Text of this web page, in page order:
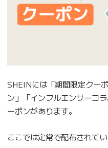
SHEINには「期間限定クー
ン」「インフルエンサーコ
ーポンがあります。
ここでは定常で配布されて